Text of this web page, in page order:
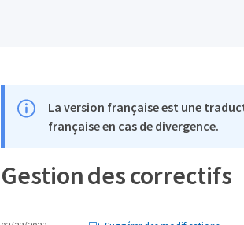
La version française est une
française en cas de divergence.
Gestion des correctifs